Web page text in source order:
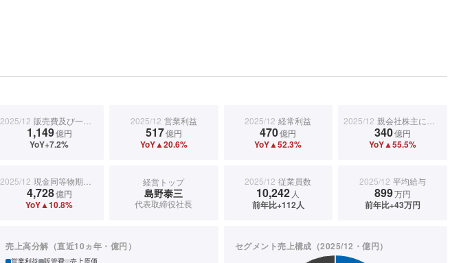
2025/12 販売費及び一般管理費
1,149億円
YoY+7.2%
2025/12 営業利益
517億円
YoY▲20.6%
2025/12 経常利益
470億円
YoY▲52.3%
2025/12 親会社株主に帰属する当期純利益
340億円
YoY▲55.5%
2025/12 現金同等物期末残高
4,728億円
YoY▲10.8%
経営トップ
島野泰三
代表取締役社長
2025/12 従業員数
10,242 人
前年比+112人
2025/12 平均給与
899万円
前年比+43万円
売上高分解（直近10ヵ年・億円）
営業利益 販管費 売上原価
セグメント売上構成（2025/12・億円）